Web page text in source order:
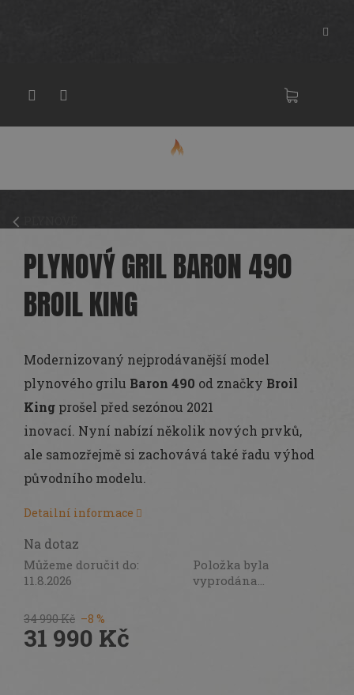
PLYNOVÝ GRIL BARON 490
BROIL KING
34 990 Kč –8 %
31 990 Kč
Na dotaz
Můžeme doručit do:
11.8.2026
Položka byla
vyprodána…
Modernizovaný nejprodávanější model
plynového grilu Baron 490 od značky Broil
King prošel před sezónou 2021
inovací. Nyní nabízí několik nových prvků,
ale samozřejmě si zachovává také řadu výhod
původního modelu.
Detailní informace